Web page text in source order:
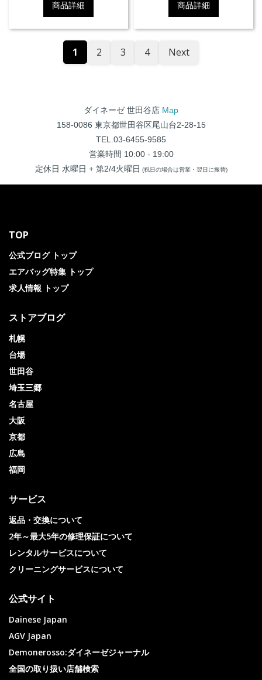
商品詳細 商品詳細
1 2 3 4 Next
ダイネーゼ 世田谷店 Map
158-0086 東京都世田谷区尾山台2-28-15
TEL.03-6455-9585
営業時間 10:00 - 19:00
定休日 水曜日 + 第2/4火曜日 (祝日の場合は営業・翌日に振替)
TOP
公式ブログ トップ
エアバッグ特集 トップ
求人情報 トップ
ストアブログ
札幌
台場
世田谷
埼玉三郷
名古屋
大阪
京都
広島
福岡
サービス
返品・交換について
2年～最大5年の修理保証について
レンタルサービスについて
クリーニングサービスについて
公式サイト
Dainese Japan
AGV Japan
Demonerosso:ダイネーゼジャーナル
全国の取り扱い店舗検索